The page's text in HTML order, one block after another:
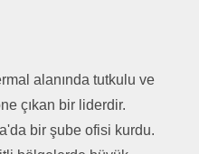
alanında tutkulu ve
çıkan bir liderdir.
bir şube ofisi kurdu.